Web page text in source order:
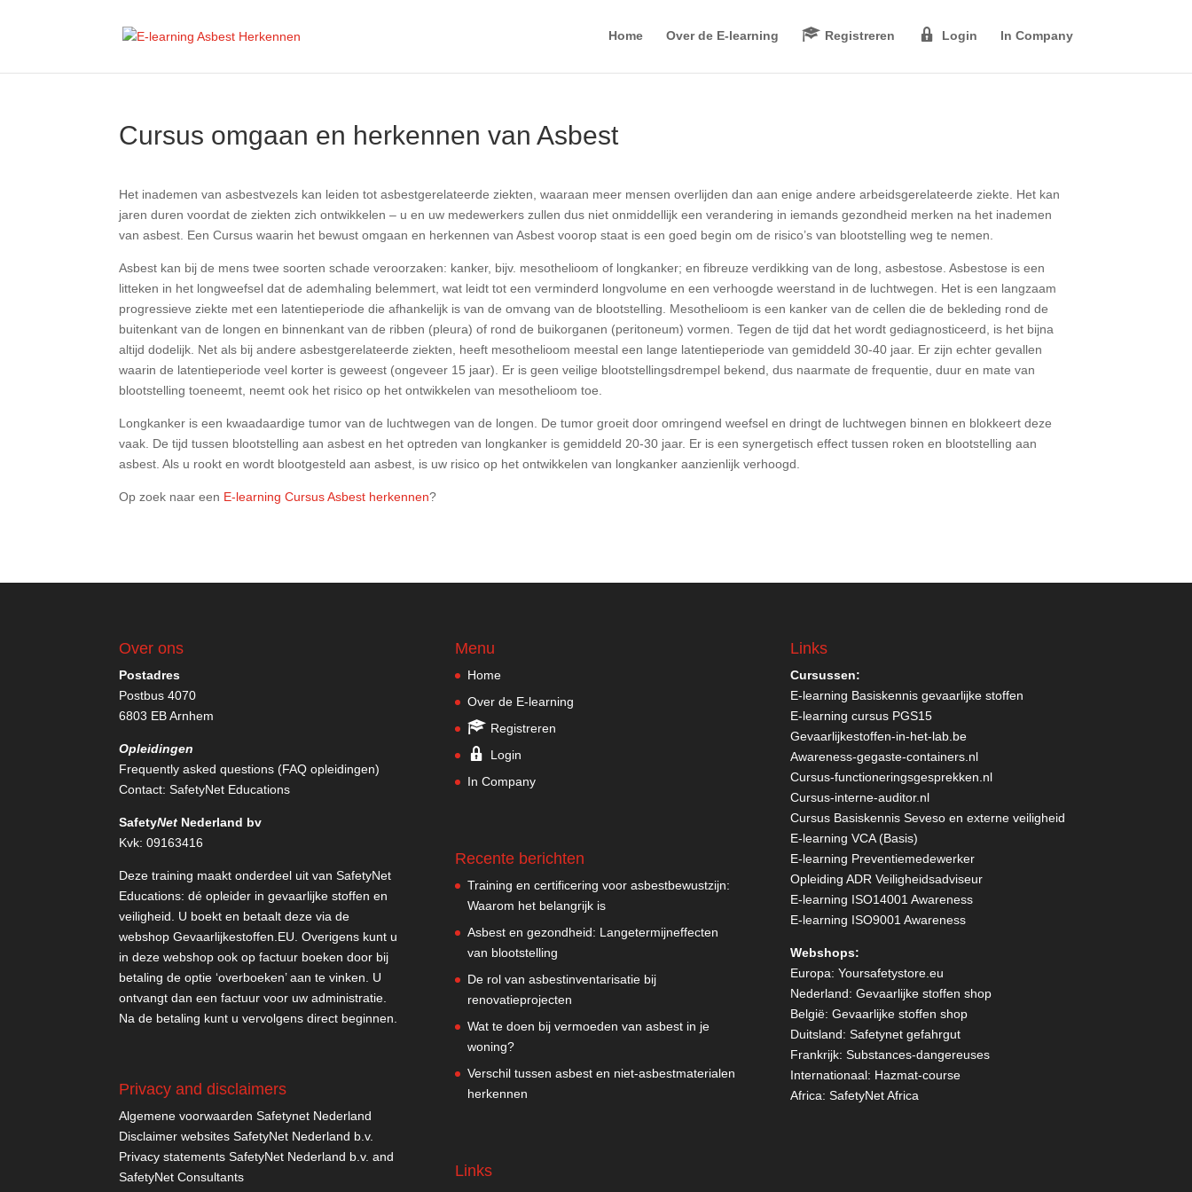
Home Over de E-learning Registreren Login In Company
Cursus omgaan en herkennen van Asbest
Het inademen van asbestvezels kan leiden tot asbestgerelateerde ziekten, waaraan meer mensen overlijden dan aan enige andere arbeidsgerelateerde ziekte. Het kan
jaren duren voordat de ziekten zich ontwikkelen – u en uw medewerkers zullen dus niet onmiddellijk een verandering in iemands gezondheid merken na het inademen
van asbest. Een Cursus waarin het bewust omgaan en herkennen van Asbest voorop staat is een goed begin om de risico’s van blootstelling weg te nemen.
Asbest kan bij de mens twee soorten schade veroorzaken: kanker, bijv. mesothelioom of longkanker; en fibreuze verdikking van de long, asbestose. Asbestose is een
litteken in het longweefsel dat de ademhaling belemmert, wat leidt tot een verminderd longvolume en een verhoogde weerstand in de luchtwegen. Het is een langzaam
progressieve ziekte met een latentieperiode die afhankelijk is van de omvang van de blootstelling. Mesothelioom is een kanker van de cellen die de bekleding rond de
buitenkant van de longen en binnenkant van de ribben (pleura) of rond de buikorganen (peritoneum) vormen. Tegen de tijd dat het wordt gediagnosticeerd, is het bijna
altijd dodelijk. Net als bij andere asbestgerelateerde ziekten, heeft mesothelioom meestal een lange latentieperiode van gemiddeld 30-40 jaar. Er zijn echter gevallen
waarin de latentieperiode veel korter is geweest (ongeveer 15 jaar). Er is geen veilige blootstellingsdrempel bekend, dus naarmate de frequentie, duur en mate van
blootstelling toeneemt, neemt ook het risico op het ontwikkelen van mesothelioom toe.
Longkanker is een kwaadaardige tumor van de luchtwegen van de longen. De tumor groeit door omringend weefsel en dringt de luchtwegen binnen en blokkeert deze
vaak. De tijd tussen blootstelling aan asbest en het optreden van longkanker is gemiddeld 20-30 jaar. Er is een synergetisch effect tussen roken en blootstelling aan
asbest. Als u rookt en wordt blootgesteld aan asbest, is uw risico op het ontwikkelen van longkanker aanzienlijk verhoogd.
Op zoek naar een E-learning Cursus Asbest herkennen?
Over ons
Postadres
Postbus 4070
6803 EB Arnhem
Opleidingen
Frequently asked questions (FAQ opleidingen)
Contact:SafetyNet Educations
SafetyNet Nederland bv
Kvk: 09163416
Deze training maakt onderdeel uit van SafetyNet
Educations: dé opleider in gevaarlijke stoffen en
veiligheid. U boekt en betaalt deze via de
webshopGevaarlijkestoffen.EU . Overigens kunt u
in deze webshop ook op factuur boeken door bij
betaling de optie ‘overboeken’ aan te vinken. U
ontvangt dan een factuur voor uw administratie.
Na de betaling kunt u vervolgens direct beginnen.
Privacy and disclaimers
Algemene voorwaarden Safetynet Nederland
Disclaimer websites SafetyNet Nederland b.v.
Privacy statements SafetyNet Nederland b.v. and
SafetyNet Consultants
Menu
Home
Over de E-learning
Registreren
Login
In Company
Recente berichten
Training en certificering voor asbestbewustzijn:
Waarom het belangrijk is
Asbest en gezondheid: Langetermijneffecten
van blootstelling
De rol van asbestinventarisatie bij
renovatieprojecten
Wat te doen bij vermoeden van asbest in je
woning?
Verschil tussen asbest en niet-asbestmaterialen
herkennen
Links
Links
Cursussen:
E-learning Basiskennis gevaarlijke stoffen
E-learning cursus PGS15
Gevaarlijkestoffen-in-het-lab.be
Awareness-gegaste-containers.nl
Cursus-functioneringsgesprekken.nl
Cursus-interne-auditor.nl
Cursus Basiskennis Seveso en externe veiligheid
E-learning VCA (Basis)
E-learning Preventiemedewerker
Opleiding ADR Veiligheidsadviseur
E-learning ISO14001 Awareness
E-learning ISO9001 Awareness
Webshops:
Europa: Yoursafetystore.eu
Nederland: Gevaarlijke stoffen shop
België: Gevaarlijke stoffen shop
Duitsland: Safetynet gefahrgut
Frankrijk: Substances-dangereuses
Internationaal: Hazmat-course
Africa: SafetyNet Africa